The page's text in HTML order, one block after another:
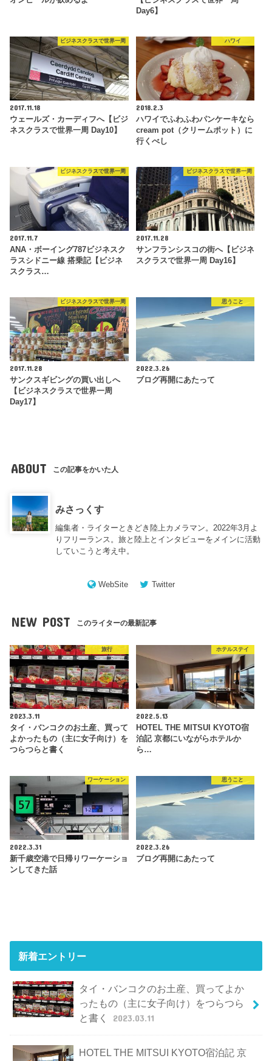
Day6】
ビジネスクラスで世界一周
2017.11.18
ウェールズ・カーディフへ【ビジ
ネスクラスで世界一周 Day10】
ハワイ
2018.2.3
ハワイでふわふわパンケーキなら
cream pot（クリームポット）に
行くべし
ビジネスクラスで世界一周
2017.11.7
ANA・ボーイング787ビジネスク
ラスシドニー線 搭乗記【ビジネ
スクラス…
ビジネスクラスで世界一周
2017.11.28
サンフランシスコの街へ【ビジネ
スクラスで世界一周 Day16】
ビジネスクラスで世界一周
2017.11.28
サンクスギビングの買い出しへ
【ビジネスクラスで世界一周
Day17】
思うこと
2022.3.26
ブログ再開にあたって
ABOUT この記事をかいた人
みさっくす
編集者・ライターときどき陸上カメラマン。2022年3月よ
りフリーランス。旅と陸上とインタビューをメインに活動
していこうと考え中。
WebSite Twitter
NEW POST このライターの最新記事
旅行
2023.3.11
タイ・バンコクのお土産、買って
よかったもの（主に女子向け）を
つらつらと書く
ホテルステイ
2022.5.13
HOTEL THE MITSUI KYOTO宿
泊記 京都にいながらホテルか
ら…
ワーケーション
2022.3.31
新千歳空港で日帰りワーケーショ
ンしてきた話
思うこと
2022.3.26
ブログ再開にあたって
新着エントリー
タイ・バンコクのお土産、買ってよか
ったもの（主に女子向け）をつらつら
と書く
2023.03.11
HOTEL THE MITSUI KYOTO宿泊記 京